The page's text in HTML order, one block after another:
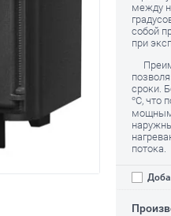
Печь для бани и сауны
SteamSib 3
13830.00
между
собой
при
сроки.
°С, что
мощным
потока.